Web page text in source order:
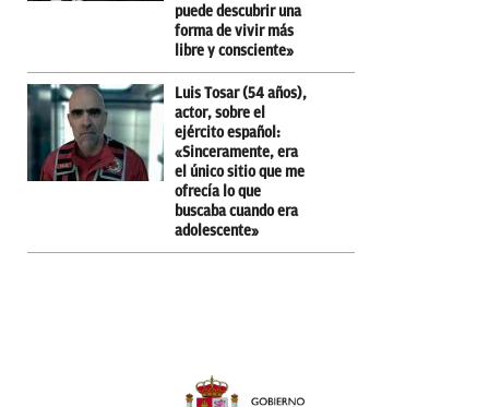
puede descubrir una
forma de vivir más
libre y consciente»
Luis Tosar (54 años),
actor, sobre el
ejército español:
«Sinceramente, era
el único sitio que me
ofrecía lo que
buscaba cuando era
adolescente»